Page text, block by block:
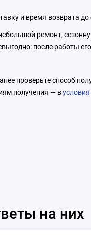
и время возврата
ремонт,
после работы
проверьте способ
получения — в
на них